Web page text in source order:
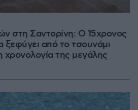
στη Σαντορίνη: Ο 15χρονος
από το τσουνάμι
χρονολογία της μεγάλης